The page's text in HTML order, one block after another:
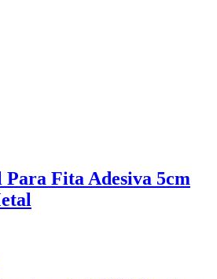
Fita Adesiva 5cm